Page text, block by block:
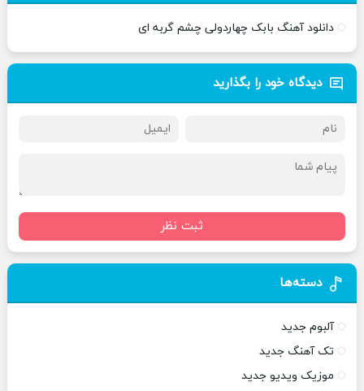
دانلود آهنگ بابک چهاردولی چشم گربه ای
دیدگاه خود را بگذارید
ثبت نظر
دسته‌ها
آلبوم جدید
تک آهنگ جدید
موزیک ویدیو جدید